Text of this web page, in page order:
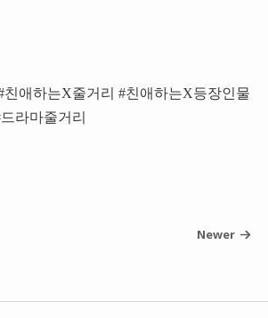
친애하는X줄거리 #친애하는X등장인물
라마줄거리
Newer